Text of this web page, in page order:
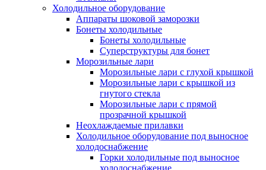
Холодильное оборудование
Аппараты шоковой заморозки
Бонеты холодильные
Бонеты холодильные
Суперструктуры для бонет
Морозильные лари
Морозильные лари с глухой крышкой
Морозильные лари с крышкой из
гнутого стекла
Морозильные лари с прямой
прозрачной крышкой
Неохлаждаемые прилавки
Холодильное оборудование под выносное
холодоснабжение
Горки холодильные под выносное
холодоснабжение